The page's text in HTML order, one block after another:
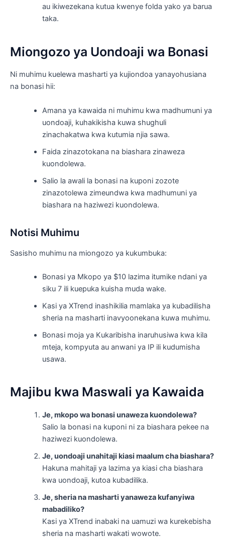
au ikiwezekana kutua kwenye folda yako ya barua
taka.
Miongozo ya Uondoaji wa Bonasi
Ni muhimu kuelewa masharti ya kujiondoa yanayohusiana
na bonasi hii:
Amana ya kawaida ni muhimu kwa madhumuni ya
uondoaji, kuhakikisha kuwa shughuli
zinachakatwa kwa kutumia njia sawa.
Faida zinazotokana na biashara zinaweza
kuondolewa.
Salio la awali la bonasi na kuponi zozote
zinazotolewa zimeundwa kwa madhumuni ya
biashara na haziwezi kuondolewa.
Notisi Muhimu
Sasisho muhimu na miongozo ya kukumbuka:
Bonasi ya Mkopo ya $10 lazima itumike ndani ya
siku 7 ili kuepuka kuisha muda wake.
Kasi ya XTrend inashikilia mamlaka ya kubadilisha
sheria na masharti inavyoonekana kuwa muhimu.
Bonasi moja ya Kukaribisha inaruhusiwa kwa kila
mteja, kompyuta au anwani ya IP ili kudumisha
usawa.
Majibu kwa Maswali ya Kawaida
Je, mkopo wa bonasi unaweza kuondolewa?
Salio la bonasi na kuponi ni za biashara pekee na
haziwezi kuondolewa.
Je, uondoaji unahitaji kiasi maalum cha biashara?
Hakuna mahitaji ya lazima ya kiasi cha biashara
kwa uondoaji, kutoa kubadilika.
Je, sheria na masharti yanaweza kufanyiwa
mabadiliko?
Kasi ya XTrend inabaki na uamuzi wa kurekebisha
sheria na masharti wakati wowote.